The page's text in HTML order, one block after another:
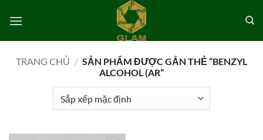
qua
TRANG CHỦ / SẢN PHẨM ĐƯỢC GẮN THẺ “BENZYL
ALCOHOL (AR”